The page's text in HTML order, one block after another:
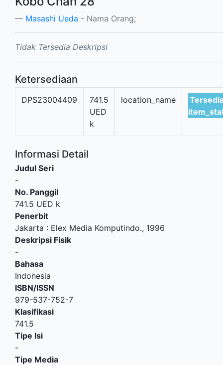
Masashi Ueda - Nama Orang;
Tidak Tersedia Deskripsi
Ketersediaan
DPS23004409
741.5
UED
k
location_name
Informasi Detail
Judul Seri
-
No. Panggil
741.5 UED k
Penerbit
Jakarta : Elex Media Komputindo., 1996
Deskripsi Fisik
-
Bahasa
Indonesia
ISBN/ISSN
979-537-752-7
Klasifikasi
741.5
Tipe Isi
-
Tipe Media